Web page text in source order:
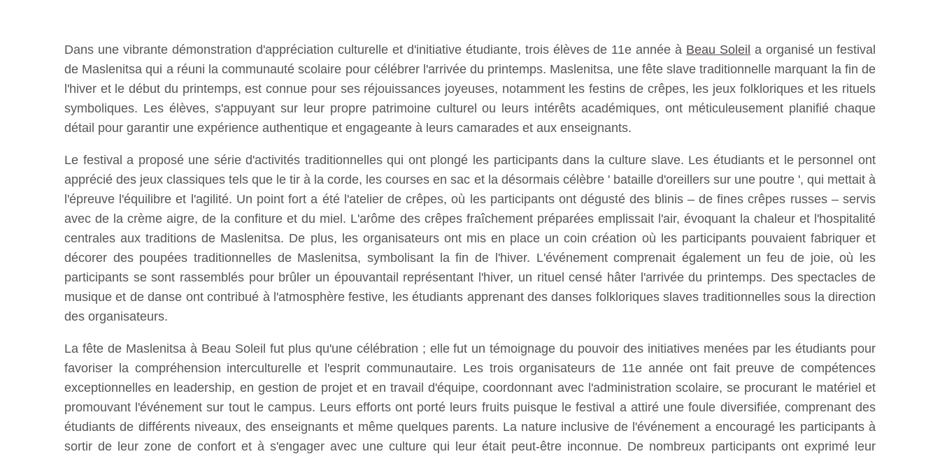
Dans une vibrante démonstration d'appréciation culturelle et d'initiative étudiante, trois élèves de 11e année à Beau Soleil a organisé un festival
de Maslenitsa qui a réuni la communauté scolaire pour célébrer l'arrivée du printemps. Maslenitsa, une fête slave traditionnelle marquant la fin de
l'hiver et le début du printemps, est connue pour ses réjouissances joyeuses, notamment les festins de crêpes, les jeux folkloriques et les rituels
symboliques. Les élèves, s'appuyant sur leur propre patrimoine culturel ou leurs intérêts académiques, ont méticuleusement planifié chaque
détail pour garantir une expérience authentique et engageante à leurs camarades et aux enseignants.
Le festival a proposé une série d'activités traditionnelles qui ont plongé les participants dans la culture slave. Les étudiants et le personnel ont
apprécié des jeux classiques tels que le tir à la corde, les courses en sac et la désormais célèbre ' bataille d'oreillers sur une poutre ', qui mettait à
l'épreuve l'équilibre et l'agilité. Un point fort a été l'atelier de crêpes, où les participants ont dégusté des blinis – de fines crêpes russes – servis
avec de la crème aigre, de la confiture et du miel. L'arôme des crêpes fraîchement préparées emplissait l'air, évoquant la chaleur et l'hospitalité
centrales aux traditions de Maslenitsa. De plus, les organisateurs ont mis en place un coin création où les participants pouvaient fabriquer et
décorer des poupées traditionnelles de Maslenitsa, symbolisant la fin de l'hiver. L'événement comprenait également un feu de joie, où les
participants se sont rassemblés pour brûler un épouvantail représentant l'hiver, un rituel censé hâter l'arrivée du printemps. Des spectacles de
musique et de danse ont contribué à l'atmosphère festive, les étudiants apprenant des danses folkloriques slaves traditionnelles sous la direction
des organisateurs.
La fête de Maslenitsa à Beau Soleil fut plus qu'une célébration ; elle fut un témoignage du pouvoir des initiatives menées par les étudiants pour
favoriser la compréhension interculturelle et l'esprit communautaire. Les trois organisateurs de 11e année ont fait preuve de compétences
exceptionnelles en leadership, en gestion de projet et en travail d'équipe, coordonnant avec l'administration scolaire, se procurant le matériel et
promouvant l'événement sur tout le campus. Leurs efforts ont porté leurs fruits puisque le festival a attiré une foule diversifiée, comprenant des
étudiants de différents niveaux, des enseignants et même quelques parents. La nature inclusive de l'événement a encouragé les participants à
sortir de leur zone de confort et à s'engager avec une culture qui leur était peut-être inconnue. De nombreux participants ont exprimé leur